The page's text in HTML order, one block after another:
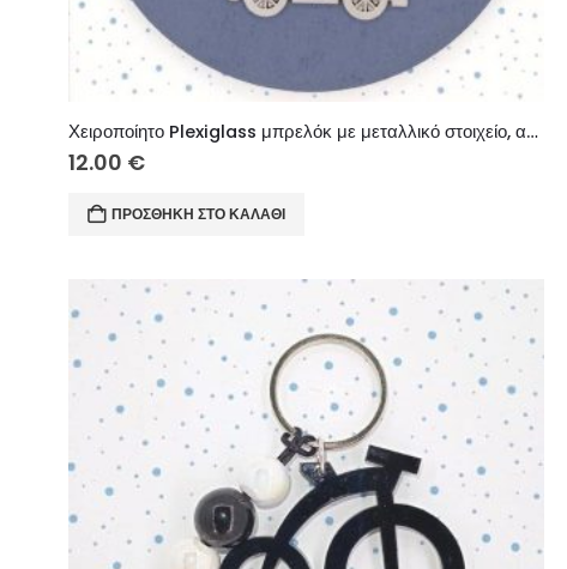
Χειροποίητο Plexiglass μπρελόκ με μεταλλικό στοιχείο, ακρυλική χάντρα.
12.00 €
ΠΡΟΣΘΉΚΗ ΣΤΟ ΚΑΛΆΘΙ